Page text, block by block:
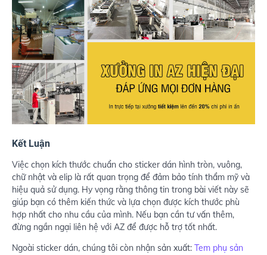
Kết Luận
Việc chọn kích thước chuẩn cho sticker dán hình tròn, vuông,
chữ nhật và elip là rất quan trọng để đảm bảo tính thẩm mỹ và
hiệu quả sử dụng. Hy vọng rằng thông tin trong bài viết này sẽ
giúp bạn có thêm kiến thức và lựa chọn được kích thước phù
hợp nhất cho nhu cầu của mình. Nếu bạn cần tư vấn thêm,
đừng ngần ngại liên hệ với AZ để được hỗ trợ tốt nhất.
Ngoài sticker dán, chúng tôi còn nhận sản xuất: Tem phụ sản